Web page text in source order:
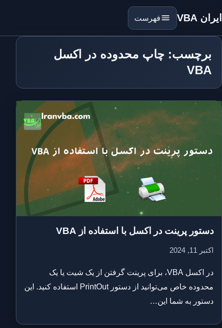
ایران VBA فهرست
برچسب: چاپ محدوده در اکسل
VBA
دستور پرینت در اکسل با استفاده از VBA
اکتبر 11, 2024
در اکسل VBA، برای پرینت گرفتن از یک شیت یا یک
محدوده خاص می‌توانید از دستور PrintOut استفاده کنید. این
دستور به شما این…